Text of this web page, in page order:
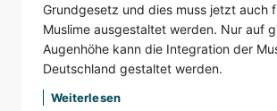
Grundgesetz und dies muss jetzt auch
Muslime ausgestaltet werden. Nur auf
Augenhöhe kann die Integration der
Deutschland gestaltet werden.
Weiterlesen